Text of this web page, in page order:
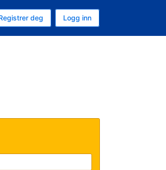
deg Logg inn